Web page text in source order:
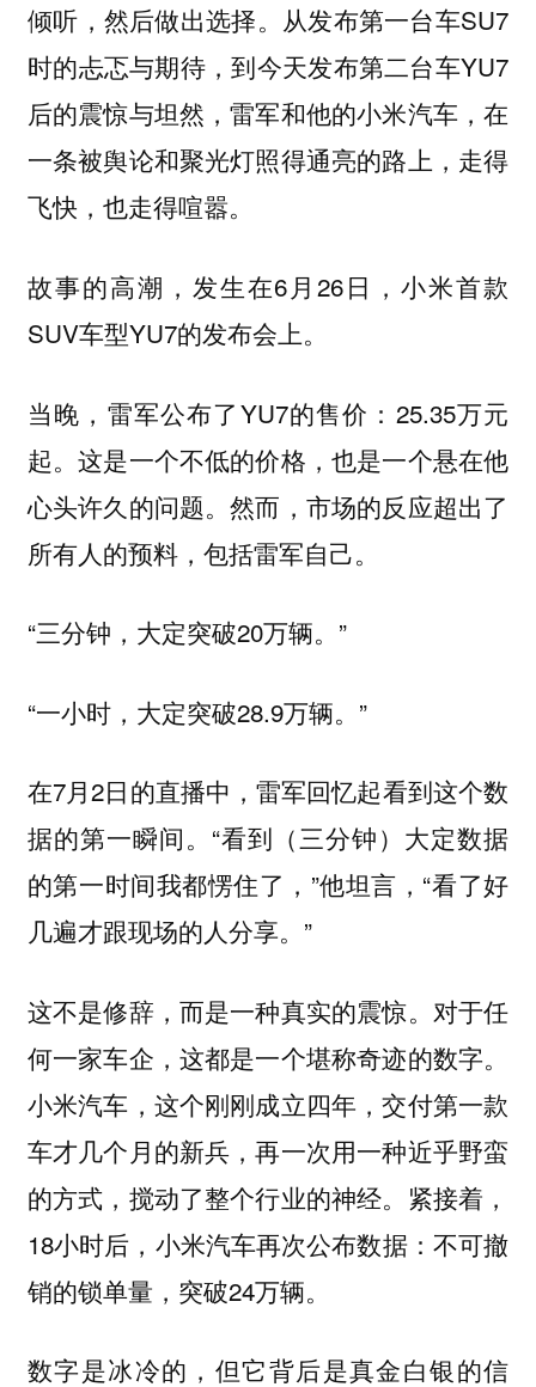
倾听，然后做出选择。从发布第一台车SU7
时的忐忑与期待，到今天发布第二台车YU7
后的震惊与坦然，雷军和他的小米汽车，在
一条被舆论和聚光灯照得通亮的路上，走得
飞快，也走得喧嚣。
故事的高潮，发生在6月26日，小米首款
SUV车型YU7的发布会上。
当晚，雷军公布了YU7的售价：25.35万元
起。这是一个不低的价格，也是一个悬在他
心头许久的问题。然而，市场的反应超出了
所有人的预料，包括雷军自己。
“三分钟，大定突破20万辆。”
“一小时，大定突破28.9万辆。”
在7月2日的直播中，雷军回忆起看到这个数
据的第一瞬间。“看到（三分钟）大定数据
的第一时间我都愣住了，”他坦言，“看了好
几遍才跟现场的人分享。”
这不是修辞，而是一种真实的震惊。对于任
何一家车企，这都是一个堪称奇迹的数字。
小米汽车，这个刚刚成立四年，交付第一款
车才几个月的新兵，再一次用一种近乎野蛮
的方式，搅动了整个行业的神经。紧接着，
18小时后，小米汽车再次公布数据：不可撤
销的锁单量，突破24万辆。
数字是冰冷的，但它背后是真金白银的信